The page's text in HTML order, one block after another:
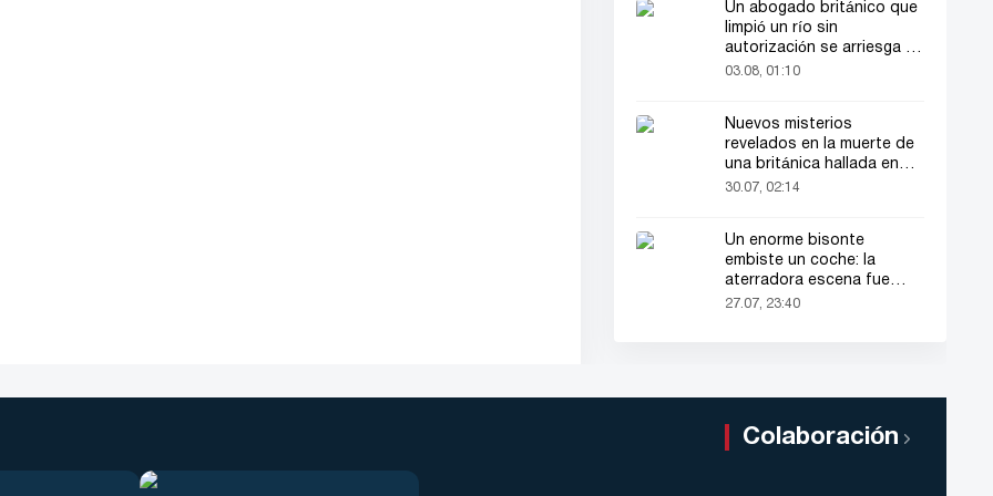
Un abogado británico que
limpió un río sin
autorización se arriesga a
hasta 2 años de cárcel
03.08, 01:10
Nuevos misterios
revelados en la muerte de
una británica hallada en
una maleta
30.07, 02:14
Un enorme bisonte
embiste un coche: la
aterradora escena fue
grabada en video
27.07, 23:40
Colaboración